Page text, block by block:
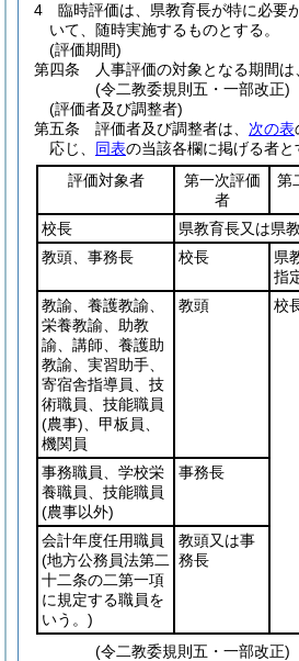
4
臨時評価は、県教育長が特に必要
いて、随時実施するものとする。
(評価期間)
第四条
人事評価の対象となる期間は
(令二教委規則五・一部改正)
(評価者及び調整者)
第五条
評価者及び調整者は、 次の表
応じ、 同表の当該各欄に掲げる者と
評価対象者
第一次評価
者
第
校長
県教育長又は県
教頭、事務長
校長
県
指
教諭、養護教諭、
栄養教諭、助教
諭、講師、養護助
教諭、実習助手、
寄宿舎指導員、技
術職員、技能職員
(農事) 、甲板員、
機関員
教頭 校
事務職員、学校栄
養職員、技能職員
(農事以外)
事務長
会計年度任用職員
(地方公務員法第二
十二条の二第一項
に規定する職員を
いう。)
教頭又は事
務長
(令二教委規則五・一部改正)